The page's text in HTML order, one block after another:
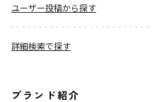
ユーザー投稿から探す
詳細検索で探す
ブランド紹介